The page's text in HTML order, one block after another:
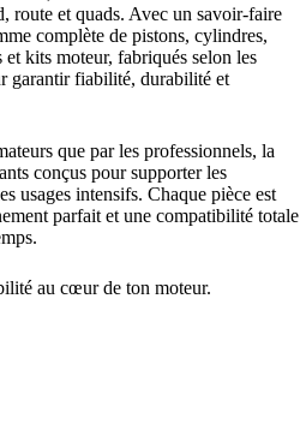
route et quads. Avec un savoir-faire
complète de pistons, cylindres,
et kits moteur, fabriqués selon les
garantir fiabilité, durabilité et
que par les professionnels, la
conçus pour supporter les
usages intensifs. Chaque pièce est
parfait et une compatibilité totale
au cœur de ton moteur.